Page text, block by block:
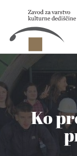
Skip to main content
Ko